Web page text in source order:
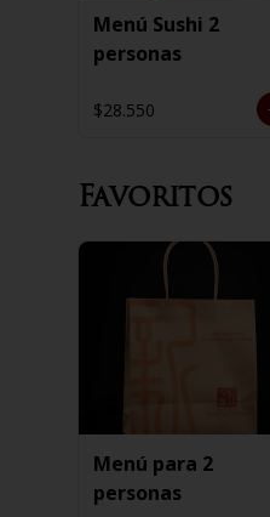
Menú Sushi 2
personas
$28.550
Favoritos
Menú para 2
personas